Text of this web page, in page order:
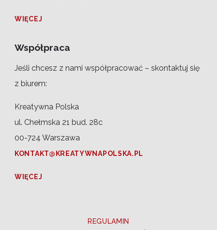
WIĘCEJ
Współpraca
Jeśli chcesz z nami współpracować – skontaktuj się
z biurem:
Kreatywna Polska
ul. Chełmska 21 bud. 28c
00-724 Warszawa
KONTAKT@KREATYWNAPOLSKA.PL
WIĘCEJ
REGULAMIN